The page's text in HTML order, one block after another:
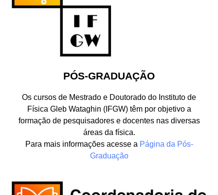
PÓS-GRADUAÇÃO
Os cursos de Mestrado e Doutorado do Instituto de
Física Gleb Wataghin (IFGW) têm por objetivo a
formação de pesquisadores e docentes nas diversas
áreas da física.
Para mais informações acesse a Página da Pós-
Graduação